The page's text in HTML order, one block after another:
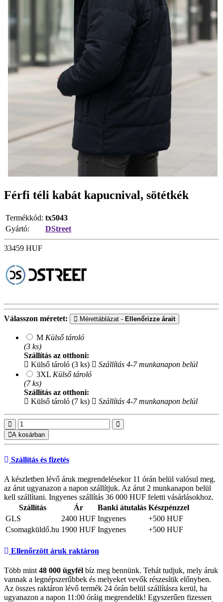
Férfi téli kabát kapucnival, sötétkék
Termékkód: tx5043
Gyártó:
DStreet
33459 HUF
Válasszon méretet: Mérettáblázat - Ellenőrizze árait
M Külső tároló
(3 ks)
Szállítás az otthoni:
Külső tároló (3 ks)
Szállítás 4-7 munkanapon belül
3XL Külső tároló
(7 ks)
Szállítás az otthoni:
Külső tároló (7 ks)
Szállítás 4-7 munkanapon belül
A kosárban
Szállítás és fizetés
A készletben lévő áruk megrendelésekor 11 órán belül valósul meg.
az árut ugyanazon a napon szállítjuk. Az árut 2 munkanapon belül
kell szállítani. Ingyenes szállítás 36 000 HUF feletti vásárlásokhoz.
Szállítás
Ár Banki átutalás Készpénzzel
GLS
2400 HUF Ingyenes
+500 HUF
Csomagküldő.hu 1900 HUF Ingyenes +500 HUF
Ellenőrzött áruk raktáron
Több mint 48 000 ügyfél bíz meg bennünk. Tehát tudjuk, mely áruk
vannak a legnépszerűbbek és melyeket vevők részesítik előnyben.
Az összes raktáron lévő termék 24 órán belül szállításra kerül, ha
ugyanazon a napon 11:00 óráig megrendelik! Egyszerűen fizessen